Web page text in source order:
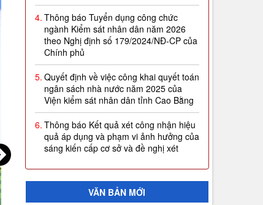
4.Thông báo Tuyển dụng công chức
ngành Kiểm sát nhân dân năm 2026
theo Nghị định số 179/2024/NĐ-CP của
Chính phủ
5.Quyết định về việc công khai quyết toán
ngân sách nhà nước năm 2025 của
Viện kiểm sát nhân dân tỉnh Cao Bằng
6.Thông báo Kết quả xét công nhận hiệu
quả áp dụng và phạm vi ảnh hưởng của
sáng kiến cấp cơ sở và đề nghị xét
công nhận sáng kiến ngành Kiểm sát
Thông báo thời gian sơ tuyển Đại học
Kiểm sát năm 2026
VĂN BẢN MỚI